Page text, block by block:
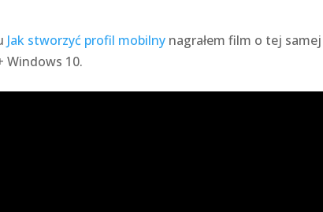
Jak stworzyć profil mobilnynagrałem film o tej
Windows 10.